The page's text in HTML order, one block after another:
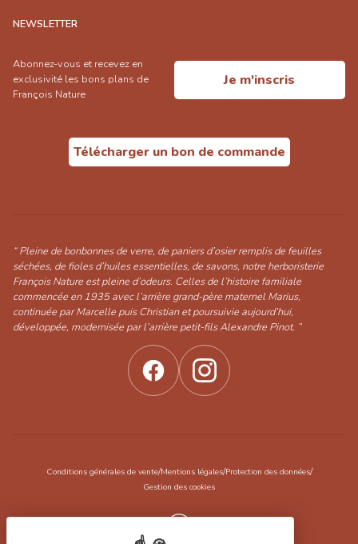
NEWSLETTER
Abonnez-vous et recevez en
exclusivité les bons plans de
François Nature
Je m'inscris
Télécharger un bon de commande
“ Pleine de bonbonnes de verre, de paniers d’osier remplis de feuilles
séchées, de fioles d’huiles essentielles, de savons, notre herboristerie
François Nature est pleine d’odeurs. Celles de l’histoire familiale
commencée en 1935 avec l’arrière grand-père maternel Marius,
continuée par Marcelle puis Christian et poursuivie aujourd’hui,
développée, modernisée par l’arrière petit-fils Alexandre Pinot. ”
Conditions générales de vente/Mentions légales/Protection des données/
Gestion des cookies